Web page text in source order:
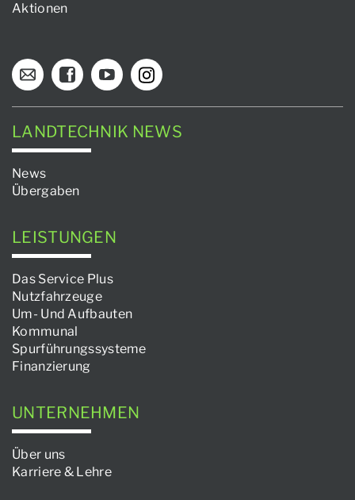
Aktionen
LANDTECHNIK NEWS
News
Übergaben
LEISTUNGEN
Das Service Plus
Nutzfahrzeuge
Um- Und Aufbauten
Kommunal
Spurführungssysteme
Finanzierung
UNTERNEHMEN
Über uns
Karriere & Lehre